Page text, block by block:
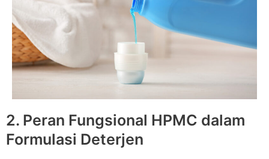
2. Peran Fungsional HPMC dalam
Formulasi Deterjen